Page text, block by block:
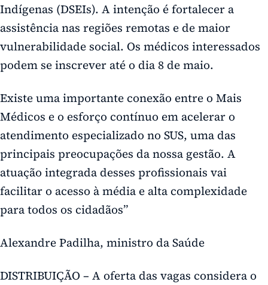
Indígenas (DSEIs). A intenção é fortalecer a
assistência nas regiões remotas e de maior
vulnerabilidade social. Os médicos interessados
podem se inscrever até o dia 8 de maio.
Existe uma importante conexão entre o Mais
Médicos e o esforço contínuo em acelerar o
atendimento especializado no SUS, uma das
principais preocupações da nossa gestão. A
atuação integrada desses profissionais vai
facilitar o acesso à média e alta complexidade
para todos os cidadãos”
Alexandre Padilha, ministro da Saúde
DISTRIBUIÇÃO – A oferta das vagas considera o